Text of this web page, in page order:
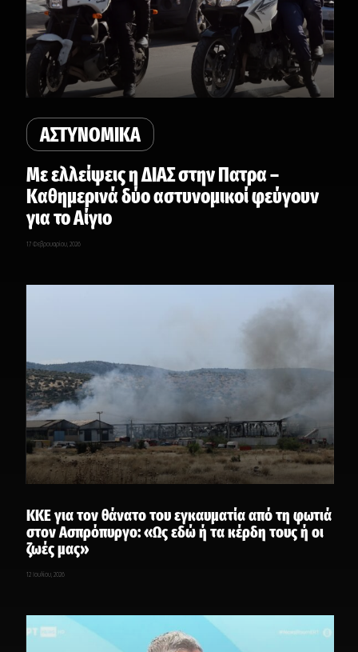
ΑΣΤΥΝΟΜΙΚΑ
Με ελλείψεις η ΔΙΑΣ στην Πατρα –
Καθημερινά δύο αστυνομικοί φεύγουν
για το Αίγιο
17 Φεβρουαρίου, 2026
ΚΚΕ για τον θάνατο του εγκαυματία από τη φωτιά
στον Ασπρόπυργο: «Ως εδώ ή τα κέρδη τους ή οι
ζωές μας»
12 Ιουλίου, 2026